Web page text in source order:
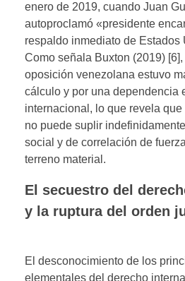
enero de 2019, cuando Juan
autoproclamó «presidente
respaldo inmediato de Estados
Como señala Buxton (2019)
oposición venezolana estuvo
cálculo y por una dependencia
internacional, lo que revela
no puede suplir
social y de correlación de
terreno material.
El secuestro del
y la ruptura del orden
El desconocimiento de los
elementales del derecho